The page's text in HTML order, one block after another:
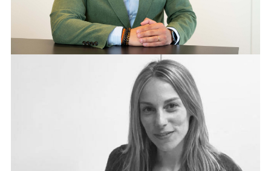
DESCARGAR